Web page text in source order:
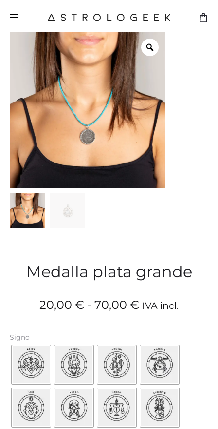
Medalla plata grande
20,00 € - 70,00 € Rango
precios:
desde
20,00 €
hasta
IVA incl.
Signo